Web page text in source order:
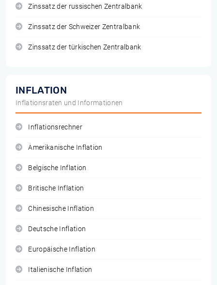
Zinssatz der russischen Zentralbank
Zinssatz der Schweizer Zentralbank
Zinssatz der türkischen Zentralbank
INFLATION
Inflationsraten und Informationen
Inflationsrechner
Amerikanische Inflation
Belgische Inflation
Britische Inflation
Chinesische Inflation
Deutsche Inflation
Europäische Inflation
Italienische Inflation